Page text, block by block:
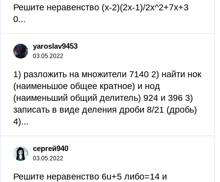
Решите неравенство (x-2)(2x-1)/2x^2+7x+3
0...
yaroslav9453
03.05.2022
1) разложить на множители 7140 2) найти нок
(наименьшое общее кратное) и нод
(наименьший общий делитель) 924 и 396 3)
записать в виде деления дроби 8/21 (дробь)
4)...
сергей940
03.05.2022
Решите неравенство 6u+5 либо=14 и